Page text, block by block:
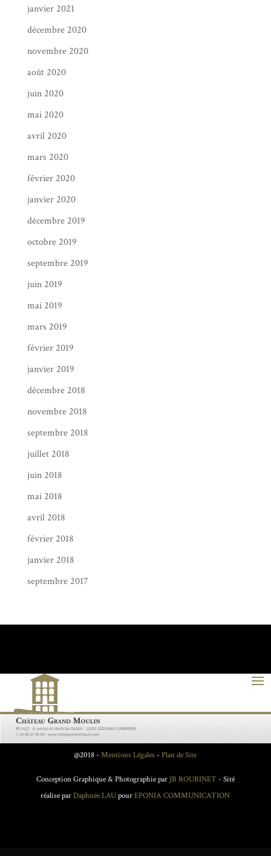
janvier 2021
décembre 2020
novembre 2020
août 2020
juin 2020
mai 2020
avril 2020
mars 2020
février 2020
janvier 2020
décembre 2019
octobre 2019
septembre 2019
juin 2019
mai 2019
mars 2019
février 2019
janvier 2019
décembre 2018
novembre 2018
septembre 2018
juillet 2018
juin 2018
mai 2018
avril 2018
février 2018
janvier 2018
septembre 2017
@2018 - Mentions Légales - Plan de Site
Conception Graphique & Photographie par JB ROUBINET - Sité
réalise parDaphnée LAUpourEPONIA COMMUNICATION